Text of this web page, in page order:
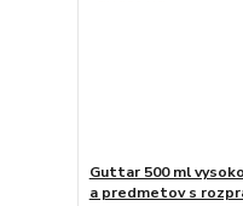
Guttar 500 ml
a predmetov s